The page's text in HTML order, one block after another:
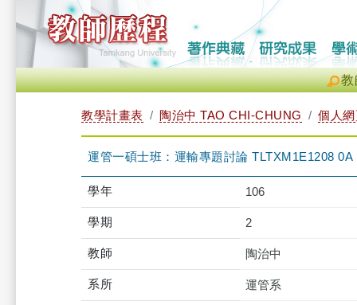
教
教學計畫表 陶治中 TAO CHI-CHUNG 個人
運管一碩士班：運輸專題討論 TLTXM1E1208 0A
學年 106
學期 2
教師 陶治中
系所 運管系